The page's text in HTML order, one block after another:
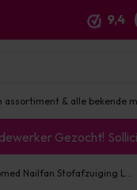
9,4
assortiment & alle bekende
Gezocht!
Nailfan Stofafzuiging L...